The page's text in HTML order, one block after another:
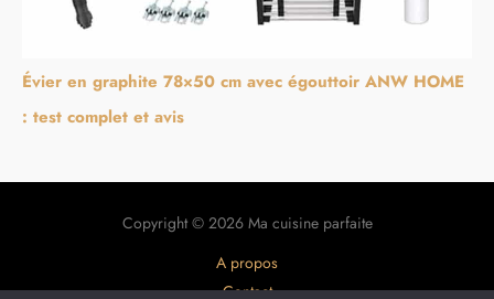
Évier en graphite 78×50 cm avec égouttoir ANW HOME
: test complet et avis
Copyright © 2026 Ma cuisine parfaite
A propos
Contact